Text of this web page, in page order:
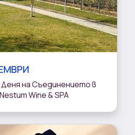
на Съединението в
Wine & SPA